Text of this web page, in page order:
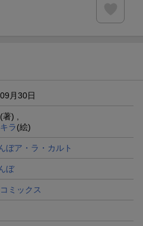
歌劇 宙組貸切公演ペアチケット
月30日
(著) ,
ラ(絵)
ぼア・ラ・カルト
ぼ
ミックス